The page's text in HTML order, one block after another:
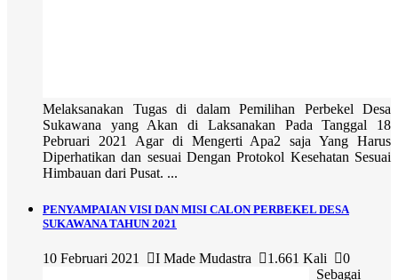
Melaksanakan Tugas di dalam Pemilihan Perbekel Desa
Sukawana yang Akan di Laksanakan Pada Tanggal 18
Pebruari 2021 Agar di Mengerti Apa2 saja Yang Harus
Diperhatikan dan sesuai Dengan Protokol Kesehatan Sesuai
Himbauan dari Pusat. ...
PENYAMPAIAN VISI DAN MISI CALON PERBEKEL DESA
SUKAWANA TAHUN 2021
10 Februari 2021 I Made Mudastra 1.661 Kali
0
Sebagai